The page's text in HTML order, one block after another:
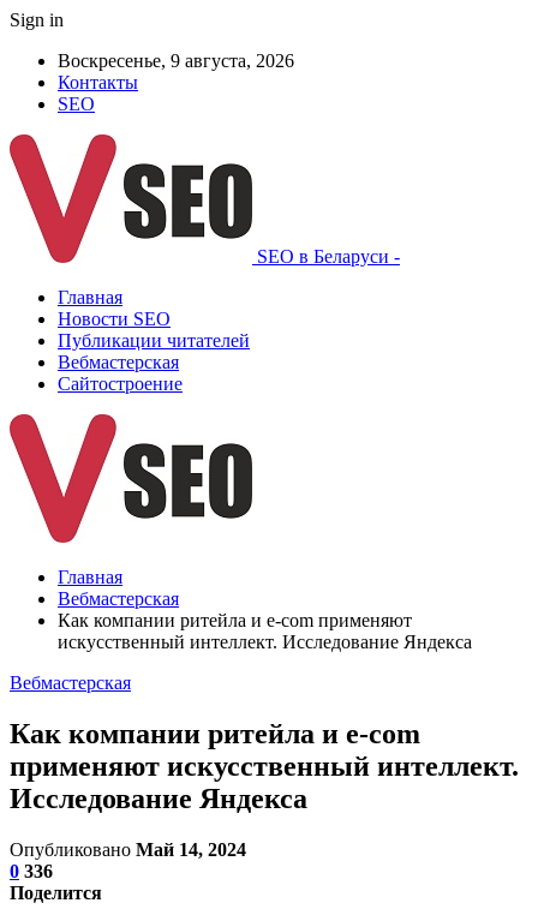
Sign in
Воскресенье, 9 августа, 2026
Контакты
SEO
SEO в Беларуси -
Главная
Новости SEO
Публикации читателей
Вебмастерская
Сайтостроение
Главная
Вебмастерская
Как компании ритейла и e-com применяют
искусственный интеллект. Исследование Яндекса
Вебмастерская
Как компании ритейла и e-com
применяют искусственный интеллект.
Исследование Яндекса
Опубликовано Май 14, 2024
0 336
Поделится